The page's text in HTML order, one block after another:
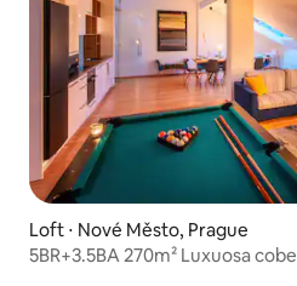
Loft ⋅ Nové Město, Prague
5BR+3.5BA 270m² Luxuosa